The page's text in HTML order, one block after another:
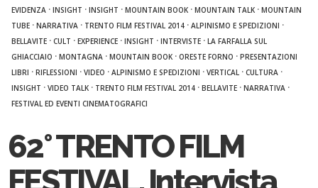
EVIDENZA ·INSIGHT ·INSIGHT ·MOUNTAIN BOOK ·MOUNTAIN TALK ·MOUNTAIN
TUBE ·NARRATIVA · TRENTO FILM FESTIVAL 2014 ·ALPINISMO E SPEDIZIONI ·
BELLAVITE ·CULT ·EXPERIENCE ·INSIGHT ·INTERVISTE ·LA FARFALLA SUL
GHIACCIAIO ·MONTAGNA ·MOUNTAIN BOOK ·ORESTE FORNO ·PRESENTAZIONI
LIBRI ·RIFLESSIONI ·VIDEO ·ALPINISMO E SPEDIZIONI ·VERTICAL ·CULTURA ·
INSIGHT ·VIDEO TALK · TRENTO FILM FESTIVAL 2014 ·BELLAVITE ·NARRATIVA ·
FESTIVAL ED EVENTI CINEMATOGRAFICI
62° TRENTO FILM